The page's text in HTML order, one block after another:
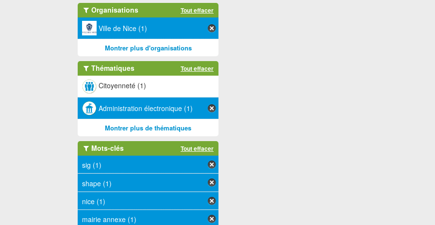
Organisations Tout effacer
Ville de Nice (1)
Montrer plus d'organisations
Thématiques Tout effacer
Citoyenneté (1)
Administration électronique (1)
Montrer plus de thématiques
Mots-clés Tout effacer
sig (1)
shape (1)
nice (1)
mairie annexe (1)